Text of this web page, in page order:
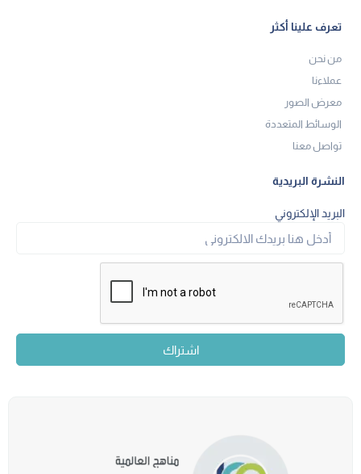
تعرف علينا أكثر
من نحن
عملاءنا
معرض الصور
الوسائط المتعددة
تواصل معنا
النشرة البريدية
البريد الإلكتروني
اشتراك